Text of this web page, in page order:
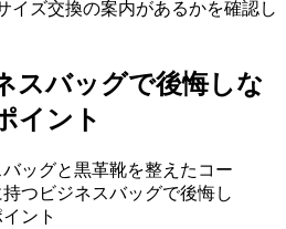
イズ交換の案内があるかを確認し
スバッグで後悔しな
イント